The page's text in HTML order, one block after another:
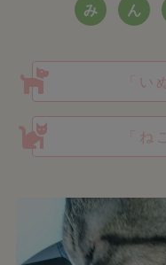
み ん
「い
「ね